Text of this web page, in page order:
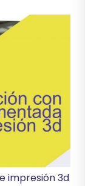
impresión 3d